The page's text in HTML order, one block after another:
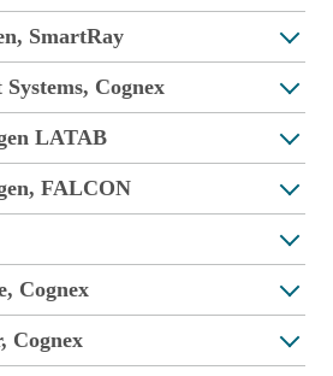
SmartRay
Cognex
LATAB
FALCON
Cognex
Cognex